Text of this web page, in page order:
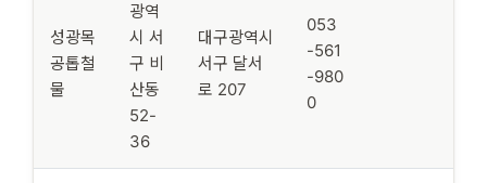
성광목
공톱철
물
광역
시 서
구 비
산동
52-
36
대구광역시
서구 달서
로 207
053
-561
-980
0